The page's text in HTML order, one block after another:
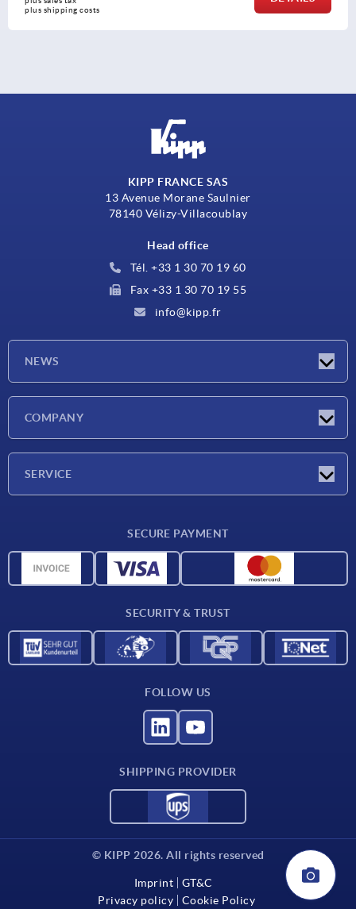
plus shipping
KIPP FRANCE SAS
13 Avenue Morane Saulnier
78140 Vélizy-Villacoublay
Head office
Tél. +33 1 30 70 19 60
Fax +33 1 30 70 19 55
info@kipp.fr
NEWS
COMPANY
SERVICE
CAD data
SECURE PAYMENT
SECURITY & TRUST
FOLLOW US
SHIPPING PROVIDER
© KIPP 2026. All rights reserved
Imprint
GT&C
Privacy policy
Cookie Policy